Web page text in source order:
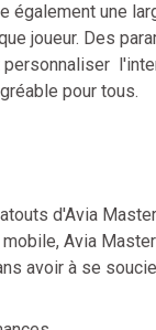
également une
joueur. Des
pour tous.
d'Avia
Avia
avoir à se